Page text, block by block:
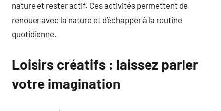
nature et rester actif. Ces activités permettent de
renouer avec la nature et d’échapper à la routine
quotidienne.
Loisirs créatifs : laissez parler
votre imagination